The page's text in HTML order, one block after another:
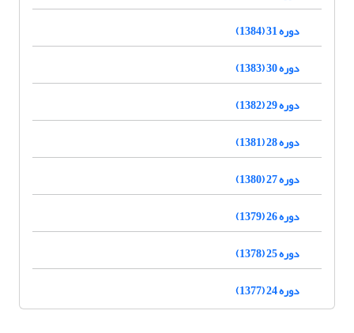
دوره 31 (1384)
دوره 30 (1383)
دوره 29 (1382)
دوره 28 (1381)
دوره 27 (1380)
دوره 26 (1379)
دوره 25 (1378)
دوره 24 (1377)